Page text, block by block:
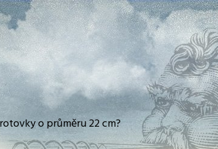
o průměru 22 cm?